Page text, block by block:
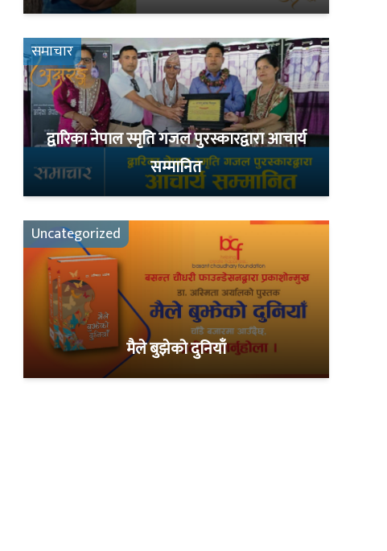
समाचार
द्वारिका नेपाल स्मृति गजल पुरस्कारद्वारा आचार्य
सम्मानित
Uncategorized
मैले बुझेको दुनियाँ